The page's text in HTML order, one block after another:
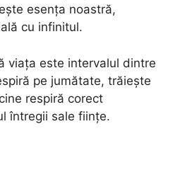
esența noastră,
cu infinitul.
viața este intervalul dintre
pe jumătate, trăiește
respiră corect
întregii sale ființe.